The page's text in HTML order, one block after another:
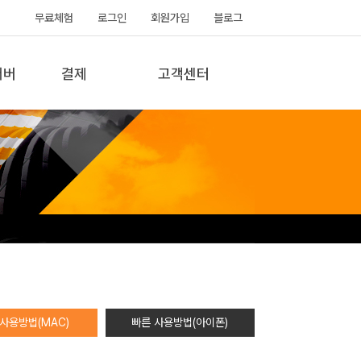
무료체험 로그인 회원가입 블로그
결제 고객센터
용방법(MAC) 빠른 사용방법(아이폰)